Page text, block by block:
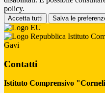
policy.
Accetta tutti Salva le
Istituto
Gavi
Contatti
Istituto Comprensivo